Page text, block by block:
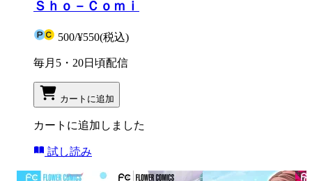
Ｓｈｏ－Ｃｏｍｉ
500/¥550(税込)
毎月5・20日頃配信
カートに追加
カートに追加しました
試し読み